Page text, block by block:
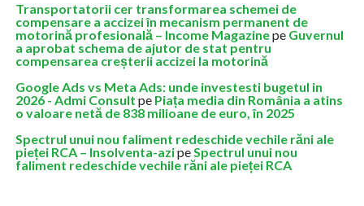
Transportatorii cer transformarea schemei de
compensare a accizei în mecanism permanent de
motorină profesională – Income Magazinepe Guvernul
a aprobat schema de ajutor de stat pentru
compensarea creșterii accizei la motorină
Google Ads vs Meta Ads: unde investesti bugetul in
2026 - Admi Consult pe Piața media din România a atins
o valoare netă de 838 milioane de euro, în 2025
Spectrul unui nou faliment redeschide vechile răni ale
pieței RCA – Insolventa-azipeSpectrul unui nou
faliment redeschide vechile răni ale pieței RCA